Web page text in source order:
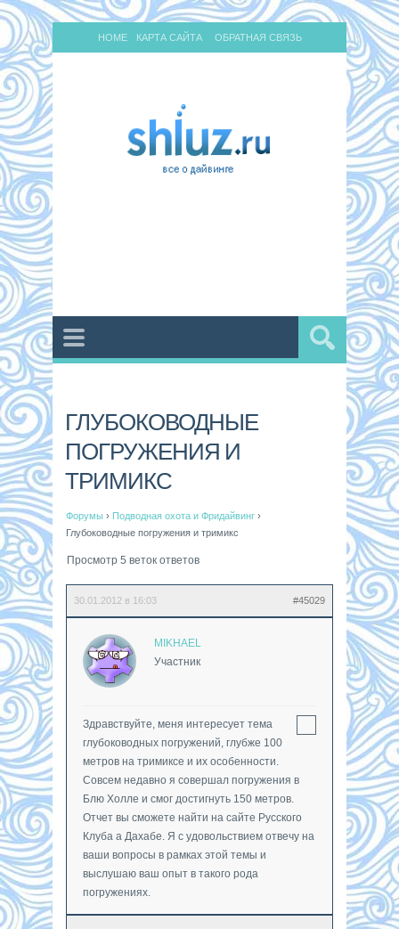
HOME КАРТА САЙТА ОБРАТНАЯ СВЯЗЬ
ГЛУБОКОВОДНЫЕ
ПОГРУЖЕНИЯ И
ТРИМИКС
Форумы › Подводная охота и Фридайвинг ›
Глубоководные погружения и тримикс
Просмотр 5 веток ответов
30.01.2012 в 16:03 #45029
MIKHAEL
Участник
Здравствуйте, меня интересует тема
глубоководных погружений, глубже 100
метров на тримиксе и их особенности.
Совсем недавно я совершал погружения в
Блю Холле и смог достигнуть 150 метров.
Отчет вы сможете найти на сайте Русского
Клуба а Дахабе. Я с удовольствием отвечу на
ваши вопросы в рамках этой темы и
выслушаю ваш опыт в такого рода
погружениях.